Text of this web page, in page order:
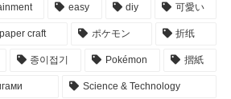
easy diy 可愛い
paper craft ポケモン 折纸
종이접기 Pokémon 摺紙
Science & Technology